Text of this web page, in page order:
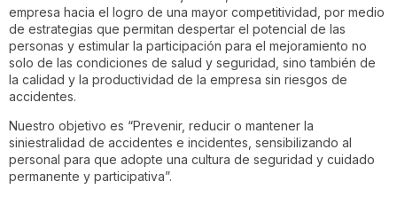
empresa hacia el logro de una mayor competitividad, por medio
de estrategias que permitan despertar el potencial de las
personas y estimular la participación para el mejoramiento no
solo de las condiciones de salud y seguridad, sino también de
la calidad y la productividad de la empresa sin riesgos de
accidentes.
Nuestro objetivo es “Prevenir, reducir o mantener la
siniestralidad de accidentes e incidentes, sensibilizando al
personal para que adopte una cultura de seguridad y cuidado
permanente y participativa”.